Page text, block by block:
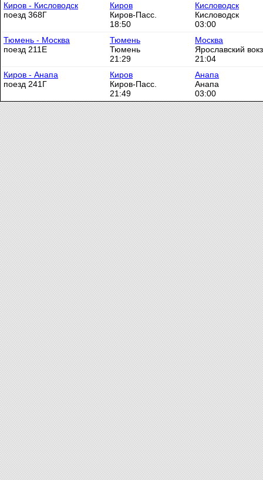
Киров - Кисловодск
поезд 368Г
Киров
Киров-Пасс.
18:50
Кисловодск
Кисловодск
03:00
Тюмень - Москва
поезд 211Е
Тюмень
Тюмень
21:29
Москва
Ярославский
21:04
Киров - Анапа
поезд 241Г
Киров
Киров-Пасс.
21:49
Анапа
Анапа
03:00